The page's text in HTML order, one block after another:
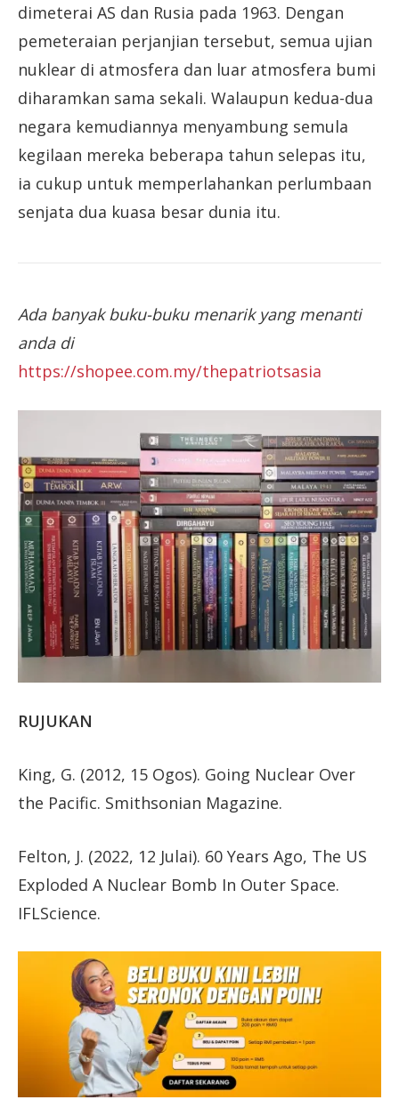
dimeterai AS dan Rusia pada 1963. Dengan
pemeteraian perjanjian tersebut, semua ujian
nuklear di atmosfera dan luar atmosfera bumi
diharamkan sama sekali. Walaupun kedua-dua
negara kemudiannya menyambung semula
kegilaan mereka beberapa tahun selepas itu,
ia cukup untuk memperlahankan perlumbaan
senjata dua kuasa besar dunia itu.
Ada banyak buku-buku menarik yang menanti
anda di
https://shopee.com.my/thepatriotsasia
RUJUKAN
King, G. (2012, 15 Ogos). Going Nuclear Over
the Pacific. Smithsonian Magazine.
Felton, J. (2022, 12 Julai). 60 Years Ago, The US
Exploded A Nuclear Bomb In Outer Space.
IFLScience.